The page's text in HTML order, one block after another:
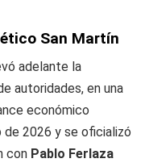
San Martín
adelante la
autoridades, en una
económico
2026 y se oficializó
con Pablo Ferlaza